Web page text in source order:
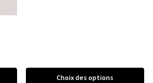
Choix des options